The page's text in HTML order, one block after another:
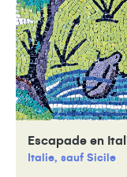
Escapade en
Italie, sauf Sicile